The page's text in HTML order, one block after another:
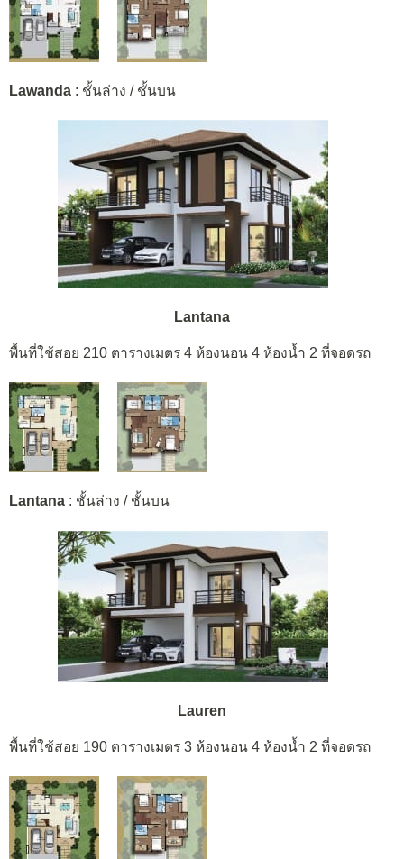
Lawanda : ชั้นล่าง / ชั้นบน
Lantana
พื้นที่ใช้สอย 210 ตารางเมตร 4 ห้องนอน 4 ห้องน้ำ 2 ที่จอดรถ
Lantana : ชั้นล่าง / ชั้นบน
Lauren
พื้นที่ใช้สอย 190 ตารางเมตร 3 ห้องนอน 4 ห้องน้ำ 2 ที่จอดรถ